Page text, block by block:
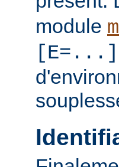
module
[E=...]